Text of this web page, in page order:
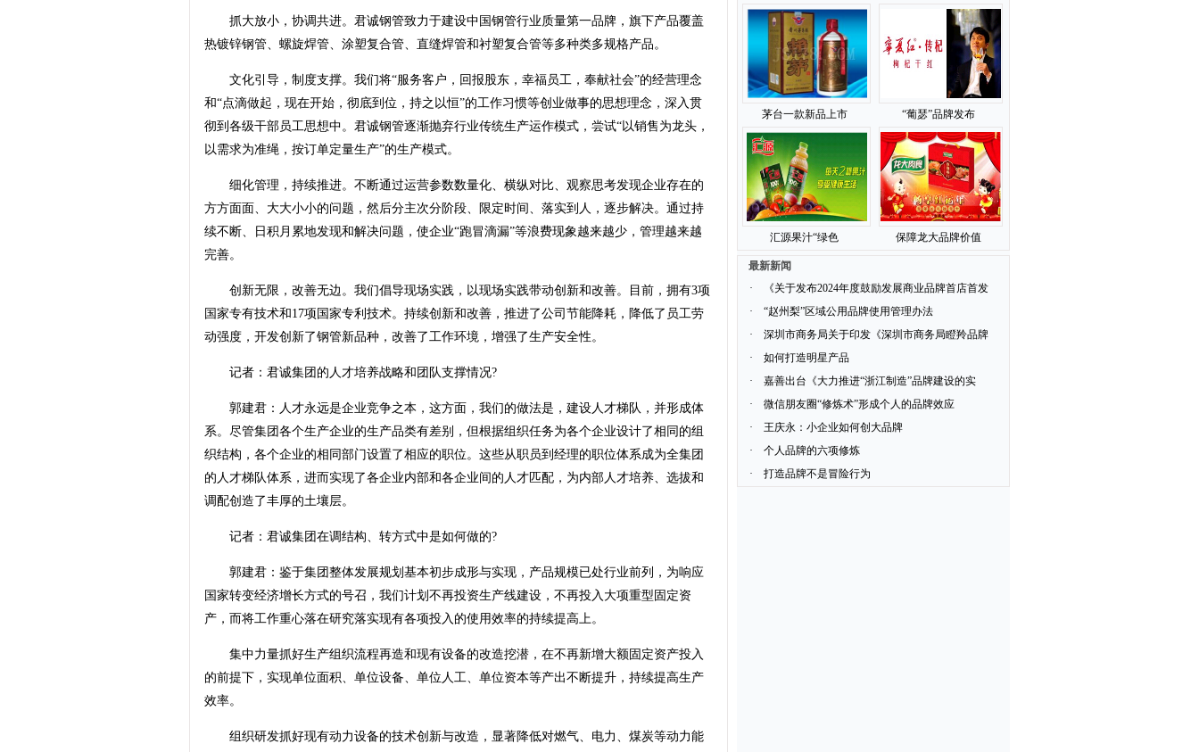
抓大放小，协调共进。君诚钢管致力于建设中国钢管行业质量第一品牌，旗下产品覆盖
热镀锌钢管、螺旋焊管、涂塑复合管、直缝焊管和衬塑复合管等多种类多规格产品。
文化引导，制度支撑。我们将“服务客户，回报股东，幸福员工，奉献社会”的经营理念
和“点滴做起，现在开始，彻底到位，持之以恒”的工作习惯等创业做事的思想理念，深入贯
彻到各级干部员工思想中。君诚钢管逐渐抛弃行业传统生产运作模式，尝试“以销售为龙头，
以需求为准绳，按订单定量生产”的生产模式。
细化管理，持续推进。不断通过运营参数数量化、横纵对比、观察思考发现企业存在的
方方面面、大大小小的问题，然后分主次分阶段、限定时间、落实到人，逐步解决。通过持
续不断、日积月累地发现和解决问题，使企业“跑冒滴漏”等浪费现象越来越少，管理越来越
完善。
创新无限，改善无边。我们倡导现场实践，以现场实践带动创新和改善。目前，拥有3项
国家专有技术和17项国家专利技术。持续创新和改善，推进了公司节能降耗，降低了员工劳
动强度，开发创新了钢管新品种，改善了工作环境，增强了生产安全性。
记者：君诚集团的人才培养战略和团队支撑情况?
郭建君：人才永远是企业竞争之本，这方面，我们的做法是，建设人才梯队，并形成体
系。尽管集团各个生产企业的生产品类有差别，但根据组织任务为各个企业设计了相同的组
织结构，各个企业的相同部门设置了相应的职位。这些从职员到经理的职位体系成为全集团
的人才梯队体系，进而实现了各企业内部和各企业间的人才匹配，为内部人才培养、选拔和
调配创造了丰厚的土壤层。
记者：君诚集团在调结构、转方式中是如何做的?
郭建君：鉴于集团整体发展规划基本初步成形与实现，产品规模已处行业前列，为响应
国家转变经济增长方式的号召，我们计划不再投资生产线建设，不再投入大项重型固定资
产，而将工作重心落在研究落实现有各项投入的使用效率的持续提高上。
集中力量抓好生产组织流程再造和现有设备的改造挖潜，在不再新增大额固定资产投入
的前提下，实现单位面积、单位设备、单位人工、单位资本等产出不断提升，持续提高生产
效率。
组织研发抓好现有动力设备的技术创新与改造，显著降低对燃气、电力、煤炭等动力能
茅台一款新品上市 “葡瑟”品牌发布
汇源果汁“绿色 保障龙大品牌价值
最新新闻
·
《关于发布2024年度鼓励发展商业品牌首店首发
·
“赵州梨”区域公用品牌使用管理办法
·
深圳市商务局关于印发《深圳市商务局瞪羚品牌
·
如何打造明星产品
·
嘉善出台《大力推进“浙江制造”品牌建设的实
·
微信朋友圈“修炼术”形成个人的品牌效应
·
王庆永：小企业如何创大品牌
·
个人品牌的六项修炼
·
打造品牌不是冒险行为